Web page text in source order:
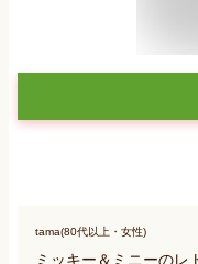
tama(80代以上・女性)
ミッキー＆ミニーのレ